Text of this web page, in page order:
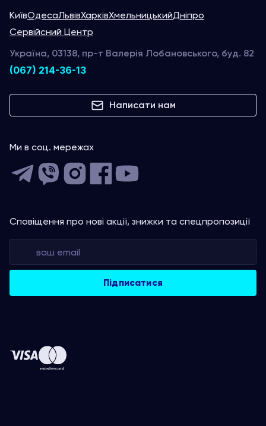
КиївОдесаЛьвівХарківХмельницькийДніпро
Сервійсний Центр
Україна, 03138, пр-т Валерія Лобановського, буд. 82
(067) 214-36-13
Написати нам
Ми в соц. мережах
Сповіщення про нові акції, знижки та спецпропозиції